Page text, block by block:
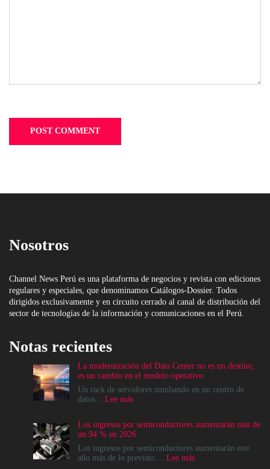
Nosotros
Channel News Perú es una plataforma de negocios y revista con ediciones
regulares y especiales, que denominamos Catálogos-Dossier. Todos
dirigidos exclusivamente y en circuito cerrado al canal de distribución del
sector de tecnologías de la información y comunicaciones en el Perú.
Notas recientes
La modernización del Data Center no es un destino,
es un cambio en el modelo operativo
Un rack de servidores zumbando en un centro de
datos... Lee más:
del
Data
Center
no
Los ingresos por semiconductores aumentarán más de
un 94 % en 2026
Los ingresos por semiconductores aumentarán este
año más de lo previsto.... Lee más: